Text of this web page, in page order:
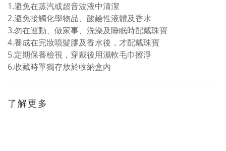
1.避免在蒸汽或超音波液中清潔
2.避免接觸化學物品、酸鹼性液體及香水
3.勿在運動、做家事、洗澡及睡眠時配戴珠寶
4.養成在完妝噴髮膠及香水後，才配戴珠寶
5.定期保養檢視，穿戴後用濕軟毛巾擦淨
6.收藏時單獨存放於收納盒內
了解更多